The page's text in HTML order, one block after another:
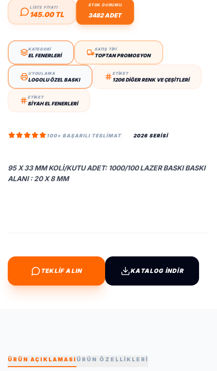
LİSTE FİYATI
145.00 TL
STOK DURUMU
3482 ADET
KATEGORİ
EL FENERLERI
SATIŞ TİPİ
TOPTAN PROMOSYON
UYGULAMA
LOGOLU ÖZEL BASKI
ETİKET
1206 DIĞER RENK VE ÇEŞITLERI
ETİKET
SIYAH EL FENERLERI
100+ BAŞARILI TESLIMAT 2026 SERİSİ
95 X 33 MM KOLI/KUTU ADET: 1000/100 LAZER BASKI BASKI
ALANI : 20 X 8 MM
TEKLİF ALIN KATALOG İNDİR
ÜRÜN AÇIKLAMASI ÜRÜN ÖZELLİKLERİ